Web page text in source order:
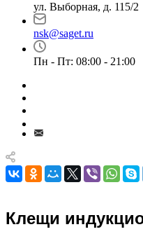
ул. Выборная, д. 115/2
nsk@saget.ru
Пн - Пт: 08:00 - 21:00
Клещи